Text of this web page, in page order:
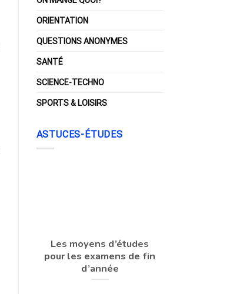
ORIENTATION
QUESTIONS ANONYMES
SANTÉ
SCIENCE-TECHNO
SPORTS & LOISIRS
ASTUCES-ÉTUDES
Les moyens d’études
pour les examens de fin
d’année